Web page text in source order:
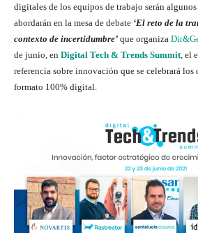
digitales de los equipos de trabajo serán algunos
abordarán en la mesa de debate ‘El reto de la
contexto de incertidumbre’ que organiza
de junio, en Digital Tech & Trends Summit , el
referencia sobre innovación que se celebrará
formato 100% digital.